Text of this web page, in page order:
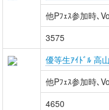
他Pﾌｪｽ参加時､
3575
優等生ｱｲﾄﾞﾙ 高
他Pﾌｪｽ参加時､
4650